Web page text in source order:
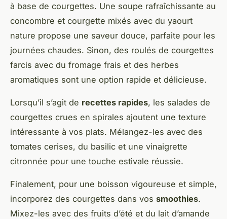
à base de courgettes. Une soupe rafraîchissante au
concombre et courgette mixés avec du yaourt
nature propose une saveur douce, parfaite pour les
journées chaudes. Sinon, des roulés de courgettes
farcis avec du fromage frais et des herbes
aromatiques sont une option rapide et délicieuse.
Lorsqu’il s’agit de recettes rapides, les salades de
courgettes crues en spirales ajoutent une texture
intéressante à vos plats. Mélangez-les avec des
tomates cerises, du basilic et une vinaigrette
citronnée pour une touche estivale réussie.
Finalement, pour une boisson vigoureuse et simple,
incorporez des courgettes dans vos smoothies.
Mixez-les avec des fruits d’été et du lait d’amande